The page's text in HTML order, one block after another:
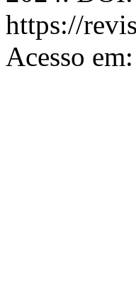
https://
Acesso